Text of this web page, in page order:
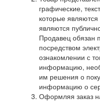
графические,
которые
являются
Продавец обязан
посредством
ознакомлении с
информацию,
им решения о
информацию о
Оформляя заказ